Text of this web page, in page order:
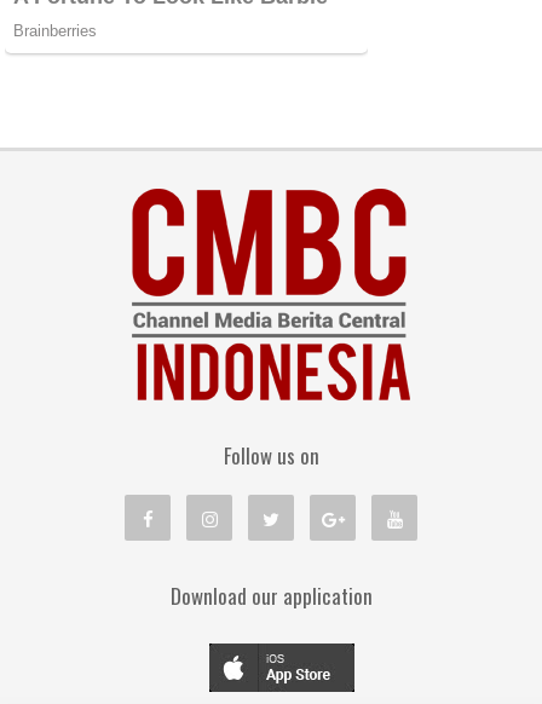
Follow us on
Download our application